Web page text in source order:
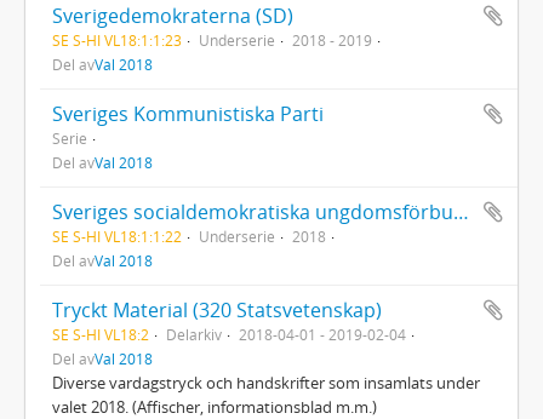
Sverigedemokraterna (SD)
SE S-HI VL18:1:1:23 Underserie
2018 - 2019
Del avVal 2018
Sveriges Kommunistiska Parti
Serie
Del avVal 2018
Sveriges socialdemokratiska ungdomsförbund (SSU)
SE S-HI VL18:1:1:22 Underserie
2018
Del avVal 2018
Tryckt Material (320 Statsvetenskap)
SE S-HI VL18:2 Delarkiv
2018-04-01 - 2019-02-04
Del avVal 2018
Diverse vardagstryck och handskrifter som insamlats under
valet 2018. (Affischer, informationsblad m.m.)